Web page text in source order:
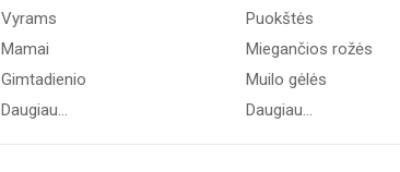
Vyrams
Mamai
Gimtadienio
Daugiau...
Puokštės
Miegančios rožės
Muilo gėlės
Daugiau...